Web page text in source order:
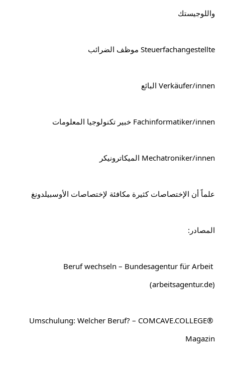
واللوجيستك
Steuerfachangestellte موظف الضرائب
Verkäufer/innen البائع
Fachinformatiker/innen خبير تكنولوجيا المعلومات
Mechatroniker/innen الميكاترونيكر
علماً أن الإختصاصات كثيرة مكافئة لإختصاصات الأوسبيلدونغ
المصادر:
Beruf wechseln – Bundesagentur für Arbeit
(arbeitsagentur.de)
Umschulung: Welcher Beruf? – COMCAVE.COLLEGE®
Magazin